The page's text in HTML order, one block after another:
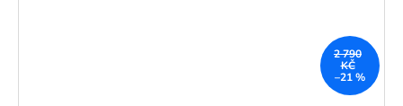
2 790
KČ
–21 %